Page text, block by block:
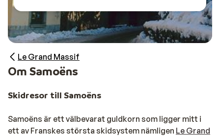
Le Grand Massif
Om Samoëns
Skidresor till Samoëns
Samoëns är ett välbevarat guldkorn som ligger mitt i
ett av Franskes största skidsystem nämligen Le Grand